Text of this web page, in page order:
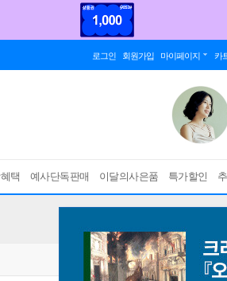
로그인 회원가입 마이페이지 카
택 예사단독판매 이달의사은품 특가할인